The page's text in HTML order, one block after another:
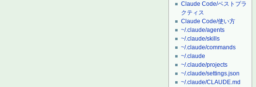
Claude Code/ベストプラ
クティス
Claude Code/使い方
~/.claude/agents
~/.claude/skills
~/.claude/commands
~/.claude
~/.claude/projects
~/.claude/settings.json
~/.claude/CLAUDE.md